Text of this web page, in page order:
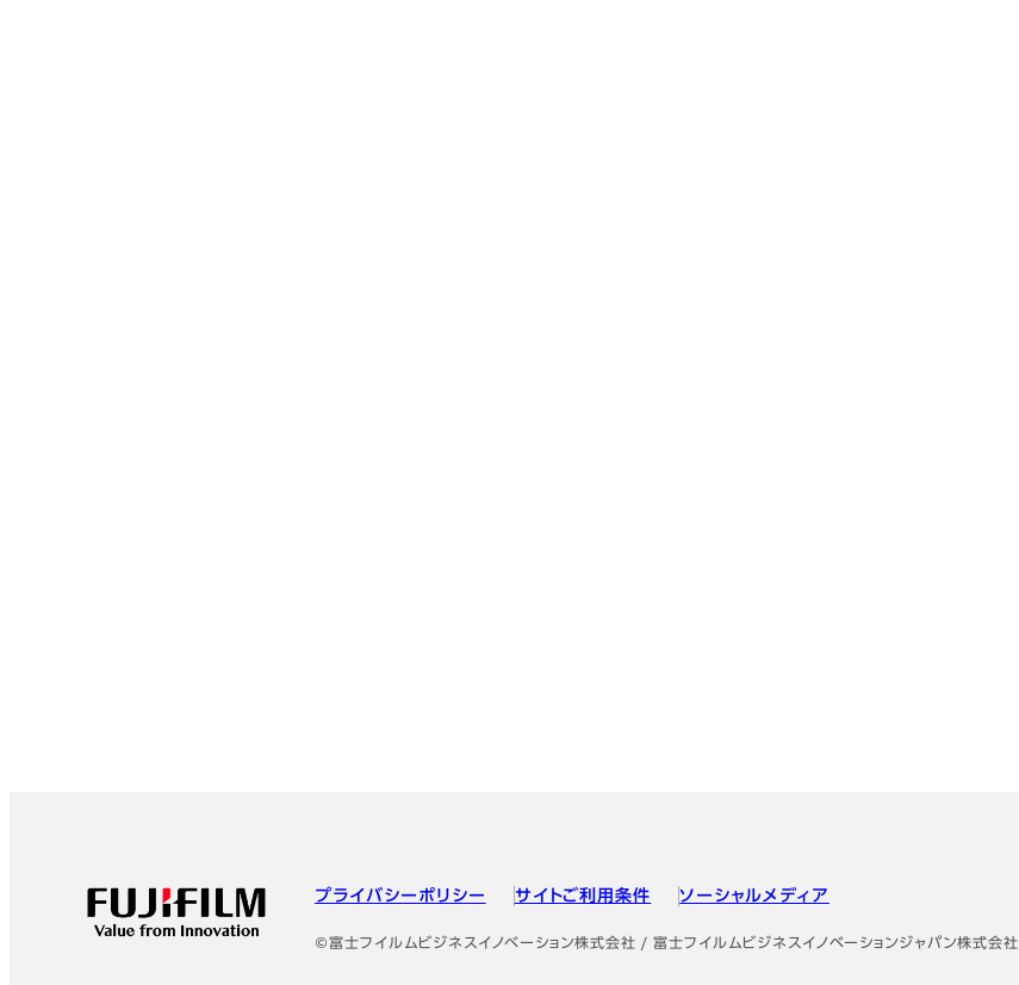
フッター プライバシーポリシー サイトご利用条件 ソーシャルメディア
©富士フイルムビジネスイノベーション株式会社 / 富士フイルムビジネスイノベーションジャパン株式会社